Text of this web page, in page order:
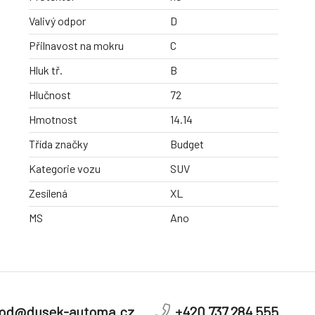
Valivý odpor
D
Přilnavost na mokru
C
Hluk tř.
B
Hlučnost
72
Hmotnost
14.14
Třída značky
Budget
Kategorie vozu
SUV
Zesílená
XL
MS
Ano